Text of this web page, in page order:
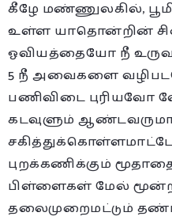
கீழே மண்ணுலகில்,
உள்ள யாதொன்றின்
ஓவியத்தையோ நீ
5 நீ அவைகளை
பணிவிடை
கடவுளும்
புறக்கணிக்கும்
பிள்ளைகள் மேல்
தலைமுறைமட்டும்